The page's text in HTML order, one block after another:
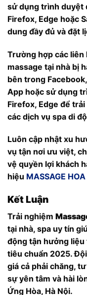
sử dụng trình duyệt
Firefox, Edge hoặc
dung đầy đủ và đặt
Trường hợp các liên
massage tại nhà bị
bên trong
App hoặc sử dụng
Firefox, Edge để
các dịch vụ spa di
Luôn cập nhật xu
vụ tận nơi ưu việt,
vệ quyền lợi khách
hiệu MASSAGE HOA
Kết Luận
Trải nghiệm
tại nhà, spa uy tín
động tận hưởng liệu
tiêu chuẩn 2025.
giá cả phải chăng,
sự yên tâm và hài
Ứng Hòa, Hà Nội.